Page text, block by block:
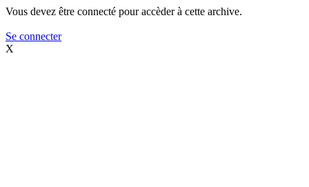
Vous devez être connecté pour accèder à cette archive.
Se connecter
X